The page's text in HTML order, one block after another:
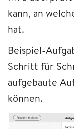
kann, an
hat.
Beispiel-
Schritt für
aufgebaute
können.